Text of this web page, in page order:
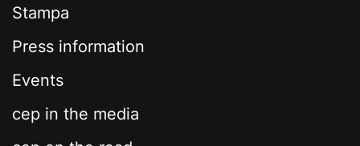
Stampa
Press information
Events
cep in the media